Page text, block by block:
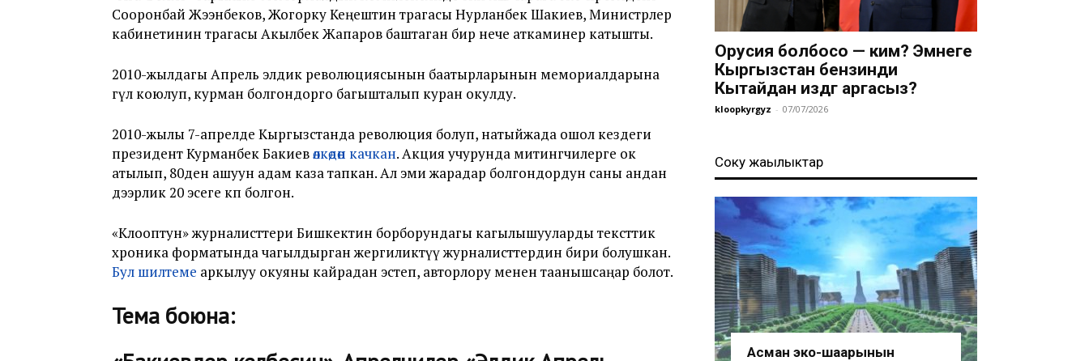
Сооронбай Жээнбеков, Жогорку Кеңештин төрагасы Нурланбек Шакиев, Министрлер
кабинетинин төрагасы Акылбек Жапаров баштаган бир нече аткаминер катышты.
2010-жылдагы Апрель элдик революциясынын баатырларынын мемориалдарына
гүл коюлуп, курман болгондорго багышталып куран окулду.
2010-жылы 7-апрелде Кыргызстанда революция болуп, натыйжада ошол кездеги
президент Курманбек Бакиевөлкөдөн качкан. Акция учурунда митингчилерге ок
атылып, 80ден ашуун адам каза тапкан. Ал эми жарадар болгондордун саны андан
дээрлик 20 эсеге көп болгон.
«Клооптун» журналисттери Бишкектин борборундагы кагылышууларды тексттик
хроника форматында чагылдырган жергиликтүү журналисттердин бири болушкан.
Бул шилтеме аркылуу окуяны кайрадан эстеп, авторлору менен таанышсаңар болот.
Тема боюна:
Орусия болбосо — ким? Эмнеге
Кыргызстан бензинди
Кытайдан издөөгө аргасыз?
kloopkyrgyz - 07/07/2026
Соңку жаңылыктар
Асман эко-шаарынын